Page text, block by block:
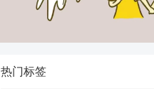
热门标签